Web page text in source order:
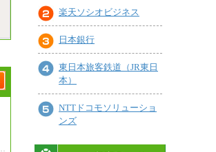
楽天ソシオビジネス
日本銀行
東日本旅客鉄道（JR東日
本）
NTTドコモソリューショ
ンズ